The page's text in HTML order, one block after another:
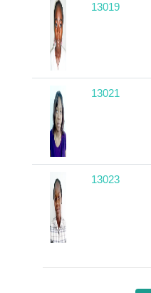
13019
13021
13023